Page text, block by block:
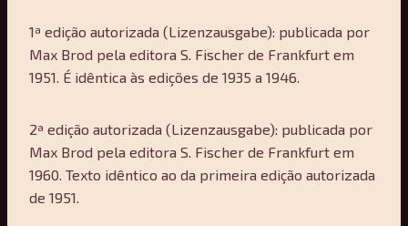
1ª edição autorizada (Lizenzausgabe): publicada por
Max Brod pela editora S. Fischer de Frankfurt em
1951. É idêntica às edições de 1935 a 1946.
2ª edição autorizada (Lizenzausgabe): publicada por
Max Brod pela editora S. Fischer de Frankfurt em
1960. Texto idêntico ao da primeira edição autorizada
de 1951.